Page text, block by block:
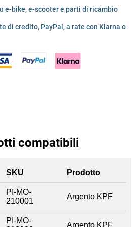
e-bike, e-scooter e parti di ricambio
di credito, PayPal, a rate con Klarna o
compatibili
SKU Prodotto
PI-MO-
210001
Argento KPF
PI-MO-
Argento KPF